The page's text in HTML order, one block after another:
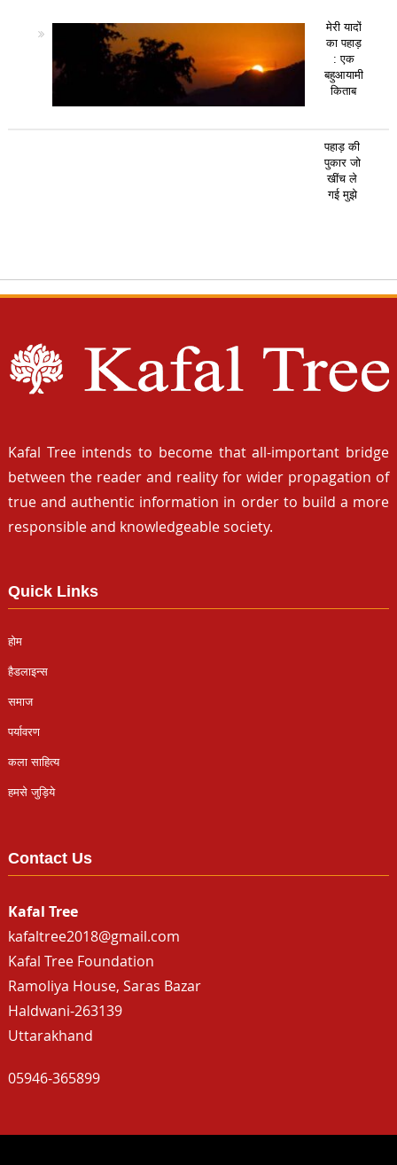
मेरी यादों
का पहाड़
: एक
बहुआयामी
किताब
पहाड़ की
पुकार जो
खींच ले
गई मुझे
Kafal Tree intends to become that all-important bridge
between the reader and reality for wider propagation of
true and authentic information in order to build a more
responsible and knowledgeable society.
Quick Links
होम
हैडलाइन्स
समाज
पर्यावरण
कला साहित्य
हमसे जुड़िये
Contact Us
Kafal Tree
kafaltree2018@gmail.com
Kafal Tree Foundation
Ramoliya House, Saras Bazar
Haldwani-263139
Uttarakhand
05946-365899